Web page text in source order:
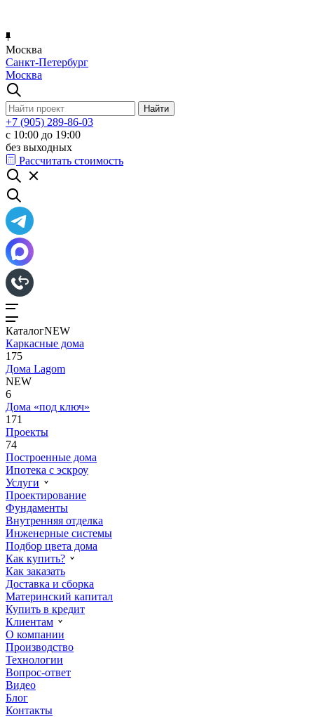
Москва
Санкт-Петербург
Москва
+7 (905) 289-86-03
с 10:00 до 19:00
без выходных
Рассчитать стоимость
КаталогNEW
Каркасные дома
175
Дома Lagom
NEW
6
Дома «под ключ»
171
Проекты
74
Построенные дома
Ипотека с эскроу
Услуги
Проектирование
Фундаменты
Внутренняя отделка
Инженерные системы
Подбор цвета дома
Как купить?
Как заказать
Доставка и сборка
Материнский капитал
Купить в кредит
Клиентам
О компании
Производство
Технологии
Вопрос-ответ
Видео
Блог
Контакты